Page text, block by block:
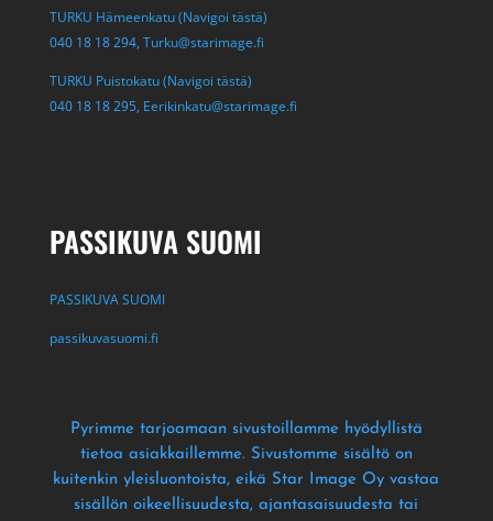
TURKU Hämeenkatu (Navigoi tästä)
040 18 18 294, Turku@starimage.fi
TURKU Puistokatu (Navigoi tästä)
040 18 18 295, Eerikinkatu@starimage.fi
PASSIKUVA SUOMI
PASSIKUVA SUOMI
passikuvasuomi.fi
Pyrimme tarjoamaan sivustoillamme hyödyllistä
tietoa asiakkaillemme. Sivustomme sisältö on
kuitenkin yleisluontoista, eikä Star Image Oy vastaa
sisällön oikeellisuudesta, ajantasaisuudesta tai